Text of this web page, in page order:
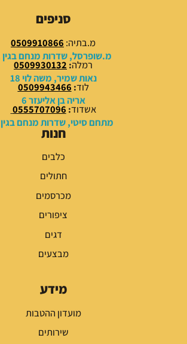
.
0
0
₪
.
0
0
₪
.
סניפים
מ.בתיה: 0509910866
מ.שופרסל, שדרות מנחם בגין 2
רמלה:
0509930132
נאות שמיר, משה לוי 18
לוד:
0509943466
אריה בן אליעזר 6
אשדוד:
0555707096
מתחם סיטי, שדרות מנחם בגין 7
חנות
כלבים
חתולים
מכרסמים
ציפורים
דגים
מבצעים
מידע
מועדון ההטבות
שירותים